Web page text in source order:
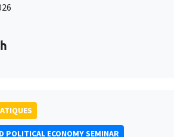
POLITICAL ECONOMY SEMINAR